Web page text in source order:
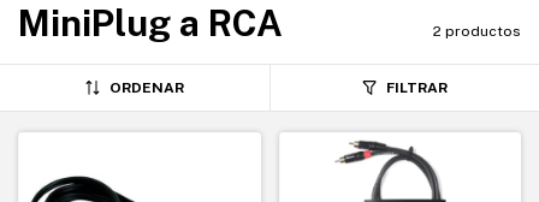
MiniPlug a RCA 2 productos
ORDENAR FILTRAR